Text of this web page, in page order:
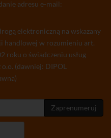
adresu e-mail:
elektroniczną na wskazany
handlowej w rozumieniu art.
roku o świadczeniu usług
(dawniej: DIPOL
Zaprenumeruj